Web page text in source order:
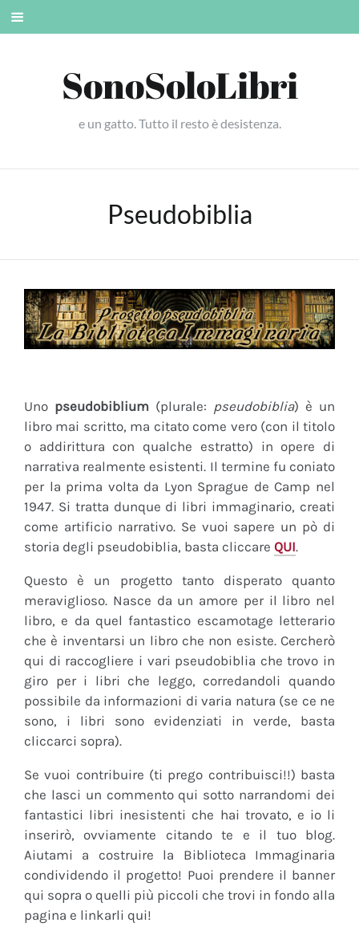
Skip
SonoSoloLibri
e un gatto. Tutto il resto è desistenza.
Pseudobiblia
Uno pseudobiblium (plurale: pseudobiblia) è un
libro mai scritto, ma citato come vero (con il titolo
o addirittura con qualche estratto) in opere di
narrativa realmente esistenti. Il termine fu coniato
per la prima volta da Lyon Sprague de Camp nel
1947. Si tratta dunque di libri immaginario, creati
come artificio narrativo. Se vuoi sapere un pò di
storia degli pseudobiblia, basta cliccare QUI.
Questo è un progetto tanto disperato quanto
meraviglioso. Nasce da un amore per il libro nel
libro, e da quel fantastico escamotage letterario
che è inventarsi un libro che non esiste. Cercherò
qui di raccogliere i vari pseudobiblia che trovo in
giro per i libri che leggo, corredandoli quando
possibile da informazioni di varia natura (se ce ne
sono, i libri sono evidenziati in verde, basta
cliccarci sopra).
Se vuoi contribuire (ti prego contribuisci!!) basta
che lasci un commento qui sotto narrandomi dei
fantastici libri inesistenti che hai trovato, e io li
inserirò, ovviamente citando te e il tuo blog.
Aiutami a costruire la Biblioteca Immaginaria
condividendo il progetto! Puoi prendere il banner
qui sopra o quelli più piccoli che trovi in fondo alla
pagina e linkarli qui!